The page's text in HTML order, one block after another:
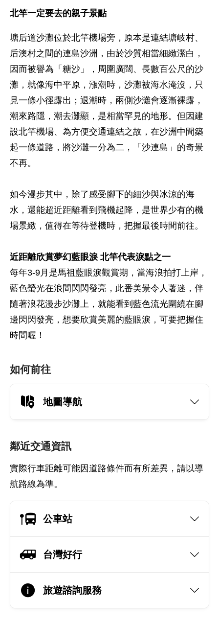
北竿一定要去的親子景點
塘后道沙灘位於北竿機場旁，原本是連結塘岐村、
后澳村之間的連島沙洲，由於沙質相當細緻潔白，
因而被譽為「糖沙」，周圍廣闊、長數百公尺的沙
灘，就像海中平原，漲潮時，沙灘被海水淹沒，只
見一條小徑露出；退潮時，兩側沙灘會逐漸裸露，
潮來路隱，潮去灘顯，是相當罕見的地形。但因建
設北竿機場、為方便交通連結之故，在沙洲中間築
起一條道路，將沙灘一分為二，「沙連島」的奇景
不再。
如今漫步其中，除了感受腳下的細沙與冰涼的海
水，還能超近距離看到飛機起降，是世界少有的機
場景緻，值得在等待登機時，把握最後時間前往。
近距離欣賞夢幻藍眼淚 北竿代表淚點之一
每年3-9月是馬祖藍眼淚觀賞期，當海浪拍打上岸，
藍色螢光在浪間閃閃發亮，此番美景令人著迷，伴
隨著浪花漫步沙灘上，就能看到藍色流光圍繞在腳
邊閃閃發亮，想要欣賞美麗的藍眼淚，可要把握住
時間喔！
如何前往
地圖導航
鄰近交通資訊
實際行車距離可能因道路條件而有所差異，請以導
航路線為準。
公車站
台灣好行
旅遊諮詢服務